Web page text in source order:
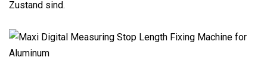
Zustand sind.